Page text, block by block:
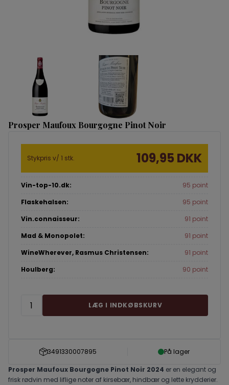
Prosper Maufoux Bourgogne Pinot Noir
3491330007895 På lager
Prosper Maufoux Bourgogne Pinot Noir 2024 er en elegant og
frisk rødvin med liflige noter af kirsebær, hindbær og lette krydderier.
Stykpris v/ 1 stk. 109,95 DKK
Vin-top-10.dk:
95 point
Flaskehalsen:
95 point
Vin.connaisseur:
91 point
Mad & Monopolet:
91 point
WineWherever, Rasmus Christensen:
91 point
Houlberg:
90 point
LÆG I INDKØBSKURV